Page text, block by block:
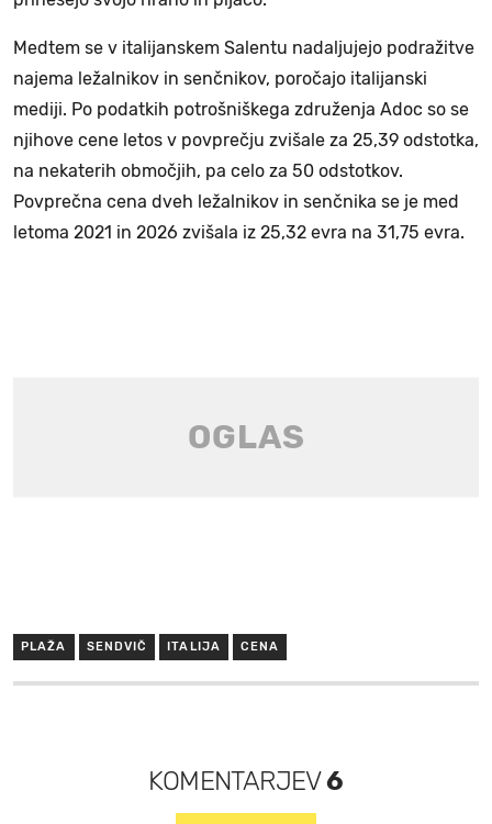
Medtem se v italijanskem Salentu nadaljujejo podražitve
najema ležalnikov in senčnikov, poročajo italijanski
mediji. Po podatkih potrošniškega združenja Adoc so se
njihove cene letos v povprečju zvišale za 25,39 odstotka,
na nekaterih območjih, pa celo za 50 odstotkov.
Povprečna cena dveh ležalnikov in senčnika se je med
letoma 2021 in 2026 zvišala iz 25,32 evra na 31,75 evra.
PLAŽA SENDVIČ ITALIJA CENA
KOMENTARJEV6